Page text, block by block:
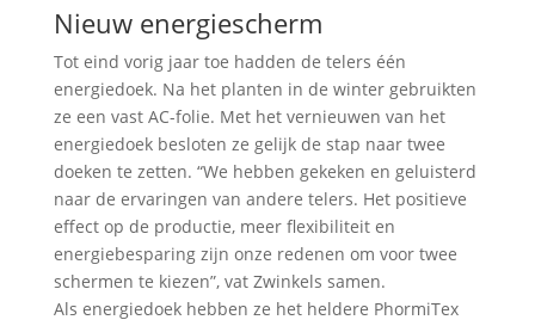
Nieuw energiescherm
Tot eind vorig jaar toe hadden de telers één
energiedoek. Na het planten in de winter gebruikten
ze een vast AC-folie. Met het vernieuwen van het
energiedoek besloten ze gelijk de stap naar twee
doeken te zetten. “We hebben gekeken en geluisterd
naar de ervaringen van andere telers. Het positieve
effect op de productie, meer flexibiliteit en
energiebesparing zijn onze redenen om voor twee
schermen te kiezen”, vat Zwinkels samen.
Als energiedoek hebben ze het heldere PhormiTex